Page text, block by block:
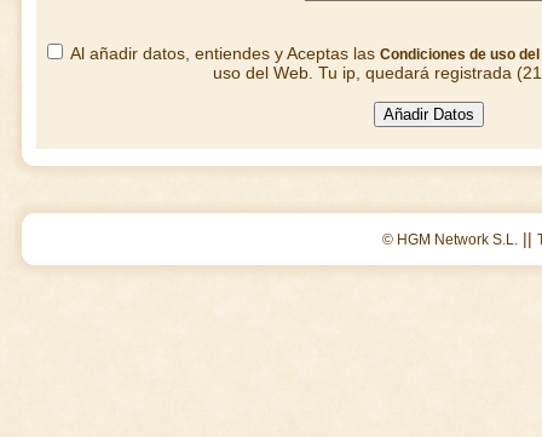
Al añadir datos, entiendes y Aceptas las Condiciones de uso del
uso del Web. Tu ip, quedará registrada
© HGM Network S.L. ||